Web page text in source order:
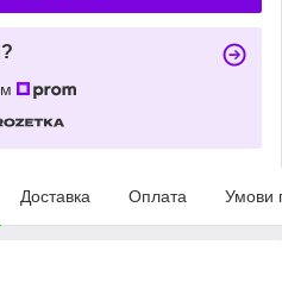
Доставка Оплата Умови